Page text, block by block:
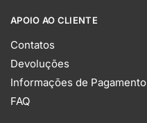
APOIO AO CLIENTE
Contatos
Devoluções
Informações de Pagamento
FAQ